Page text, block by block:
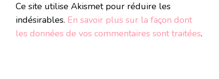
Ce site utilise Akismet pour réduire les
indésirables. En savoir plus sur la façon dont
les données de vos commentaires sont traitées.